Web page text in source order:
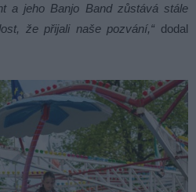
a jeho Banjo Band zůstává stále
že přijali naše pozvání,“ dodal